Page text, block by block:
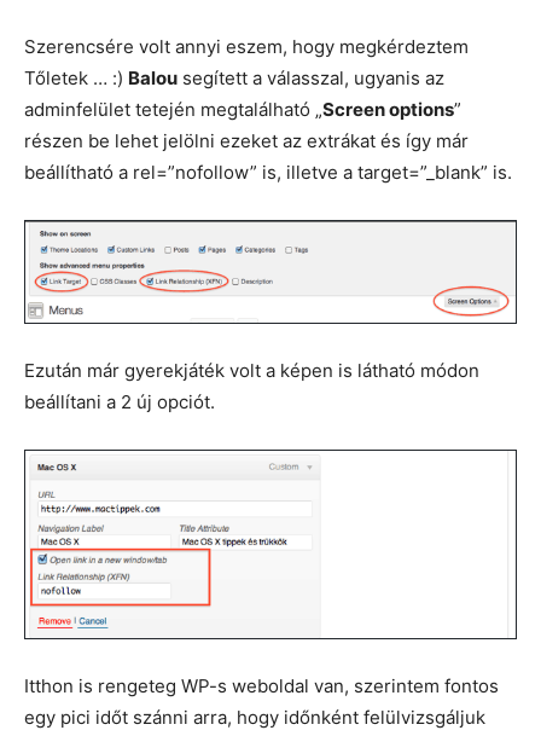
Szerencsére volt annyi eszem, hogy megkérdeztem
Tőletek … :) Balou segített a válasszal, ugyanis az
adminfelület tetején megtalálható „Screen options”
részen be lehet jelölni ezeket az extrákat és így már
beállítható a rel=”nofollow” is, illetve a target=”_blank” is.
Ezután már gyerekjáték volt a képen is látható módon
beállítani a 2 új opciót.
Itthon is rengeteg WP-s weboldal van, szerintem fontos
egy pici időt szánni arra, hogy időnként felülvizsgáljuk